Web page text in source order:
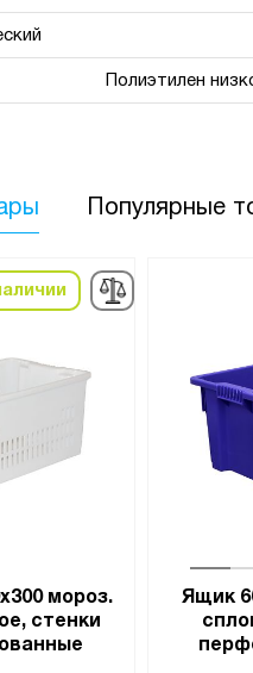
Полиэтилен
Популярные
мороз.
стенки
Ящик